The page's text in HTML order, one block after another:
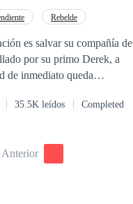
Rebelde
es salvar su compañía de
por su primo Derek, a
de inmediato queda
lo que ignora Jacob
O PARCIAL DE LA
35.5K leídos Completed
Anterior